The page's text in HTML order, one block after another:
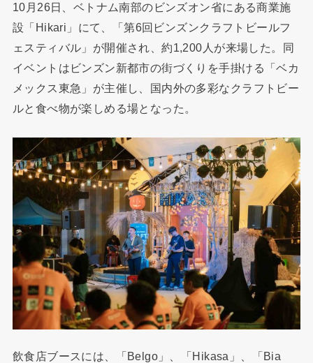
10月26日、ベトナム南部のビンズオン省にある商業施
設「Hikari」にて、「第6回ビンズンクラフトビールフ
ェスティバル」が開催され、約1,200人が来場した。同
イベントはビンズン新都市の街づくりを手掛ける「ベカ
メックス東急」が主催し、国内外の多彩なクラフトビー
ルと食べ物が楽しめる場となった。
飲食店ブースには、「Belgo」、「Hikasa」、「Bia